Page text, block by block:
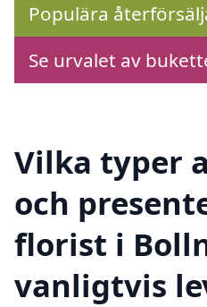
Populära
Se urvalet av
Vilka typer
och
florist i
vanligtvis